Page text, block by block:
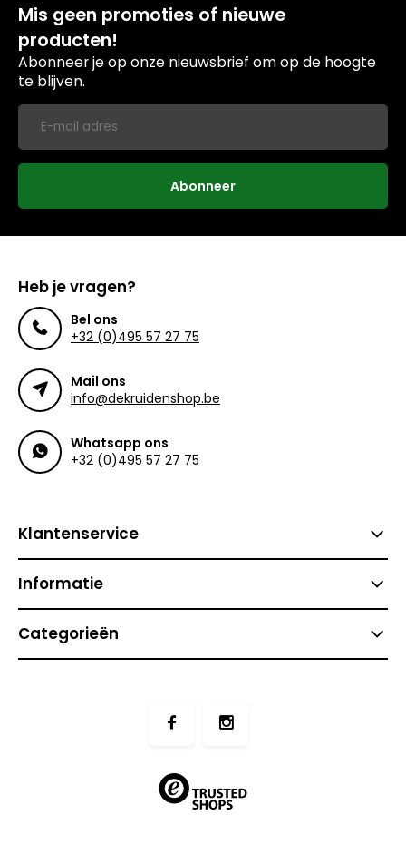
Mis geen promoties of nieuwe
producten!
Abonneer je op onze nieuwsbrief om op de hoogte
te blijven.
Abonneer
Heb je vragen?
Bel ons
+32 (0)495 57 27 75
Mail ons
info@dekruidenshop.be
Whatsapp ons
+32 (0)495 57 27 75
Klantenservice
Informatie
Categorieën